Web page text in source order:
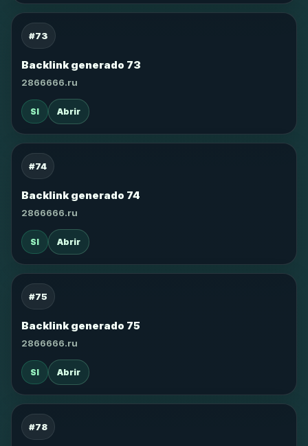
#73
Backlink generado 73
2866666.ru
SI Abrir
#74
Backlink generado 74
2866666.ru
SI Abrir
#75
Backlink generado 75
2866666.ru
SI Abrir
#78